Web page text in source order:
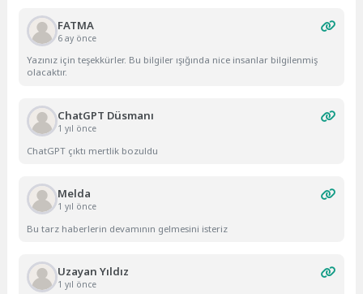
FATMA
6 ay önce
Yazınız için teşekkürler. Bu bilgiler ışığında nice insanlar bilgilenmiş
olacaktır.
ChatGPT Düsmanı
1 yıl önce
ChatGPT çıktı mertlik bozuldu
Melda
1 yıl önce
Bu tarz haberlerin devamının gelmesini isteriz
Uzayan Yıldız
1 yıl önce